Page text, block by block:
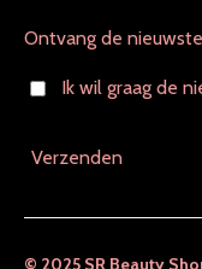
Ontvang de
Ik wil graag de
Verzenden
© 2025 SR Beauty